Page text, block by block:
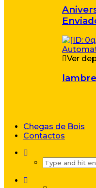
Ver
Chegas de Bois
Contactos